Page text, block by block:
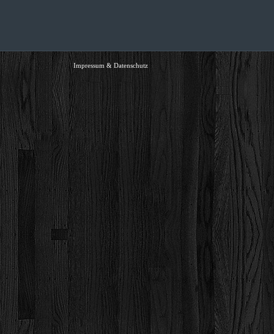
Impressum & Datenschutz